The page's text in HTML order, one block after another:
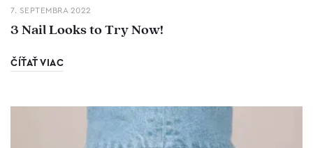
7. SEPTEMBRA 2022
3 Nail Looks to Try Now!
ČÍŤAŤ VIAC